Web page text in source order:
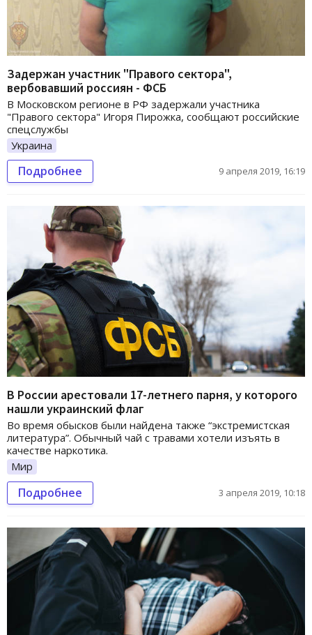
Задержан участник "Правого сектора",
вербовавший россиян - ФСБ
В Московском регионе в РФ задержали участника
"Правого сектора" Игоря Пирожка, сообщают российские
спецслужбы
Украина
Подробнее 9 апреля 2019, 16:19
В России арестовали 17-летнего парня, у которого
нашли украинский флаг
Во время обысков были найдена также “экстремистская
литература”. Обычный чай с травами хотели изъять в
качестве наркотика.
Мир
Подробнее 3 апреля 2019, 10:18